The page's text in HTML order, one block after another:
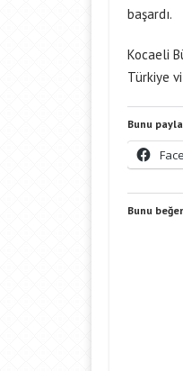
başardı.
Kocaeli
Türkiye
Bunu
Bunu